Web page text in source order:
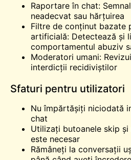
Raportare în chat:
neadecvat sau hărțuirea
Filtre de conținut bazate
artificială: Detectează și
comportamentul abuziv
Moderatori umani:
interdicții recidiviștilor
Sfaturi pentru utilizatori
Nu împărtășiți niciodată
chat
Utilizați butoanele skip
este necesar
Rămâneți la conversații